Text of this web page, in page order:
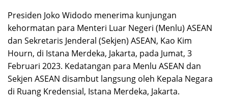
Presiden Joko Widodo menerima kunjungan
kehormatan para Menteri Luar Negeri (Menlu) ASEAN
dan Sekretaris Jenderal (Sekjen) ASEAN, Kao Kim
Hourn, di Istana Merdeka, Jakarta, pada Jumat, 3
Februari 2023. Kedatangan para Menlu ASEAN dan
Sekjen ASEAN disambut langsung oleh Kepala Negara
di Ruang Kredensial, Istana Merdeka, Jakarta.